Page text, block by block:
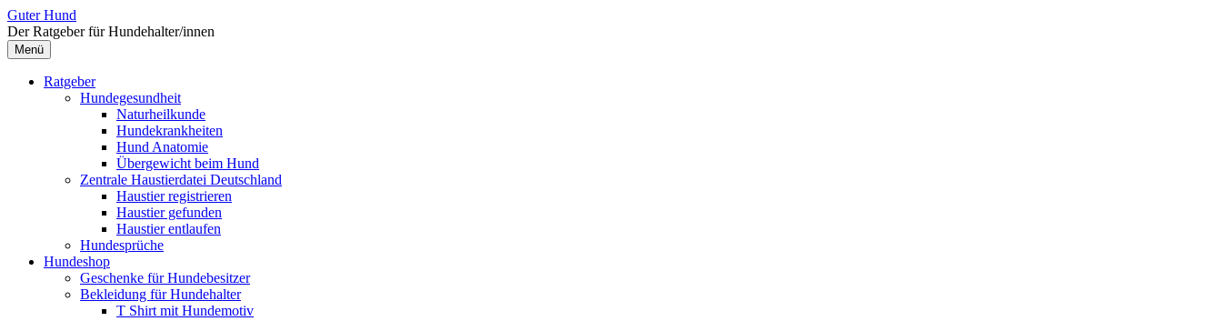
Zum
Inhalt
überspringen
Guter Hund
Der Ratgeber für Hundehalter/innen
Menü
Ratgeber
Hundegesundheit
Naturheilkunde
Hundekrankheiten
Hund Anatomie
Übergewicht beim Hund
Zentrale Haustierdatei Deutschland
Haustier registrieren
Haustier gefunden
Haustier entlaufen
Hundesprüche
Hundeshop
Geschenke für Hundebesitzer
Bekleidung für Hundehalter
T Shirt mit Hundemotiv